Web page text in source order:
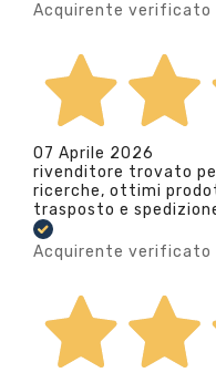
Acquirente verificato
07 Aprile 2026
rivenditore trovato
ricerche, ottimi
trasposto e
Acquirente verificato